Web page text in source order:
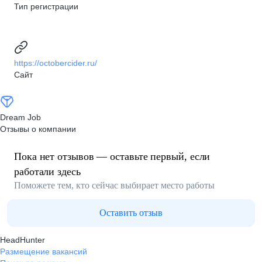
Тип регистрации
https://octobercider.ru/
Сайт
Dream Job
Отзывы о компании
Пока нет отзывов — оставьте первый, если
работали здесь
Поможете тем, кто сейчас выбирает место работы
Оставить отзыв
HeadHunter
Размещение вакансий